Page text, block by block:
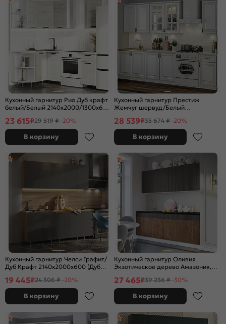
Кухонный гарнитур Рио Дуб крафт
белый/Белый 2140x2000/1300x600
23 615₽29 519 ₽ -20%
В корзину
Кухонный гарнитур Престиж
Жемчуг шервуд/Белый
28 539₽35 674 ₽ -20%
В корзину
Кухонный гарнитур Челси Графит/
Дуб Крафт 2140x2000x600 (Дуб
19 445₽24 306 ₽ -20%
В корзину
Кухонный гарнитур Оливия
Экзотическое дерево Амазония,
2000x2000x600 (Кастилло темный)
27 465₽39 236 ₽ -30%
В корзину